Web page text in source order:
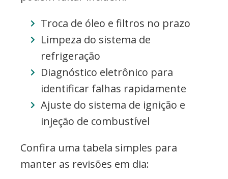
Troca de óleo e filtros no prazo
Limpeza do sistema de
refrigeração
Diagnóstico eletrônico para
identificar falhas rapidamente
Ajuste do sistema de ignição e
injeção de combustível
Confira uma tabela simples para
manter as revisões em dia: